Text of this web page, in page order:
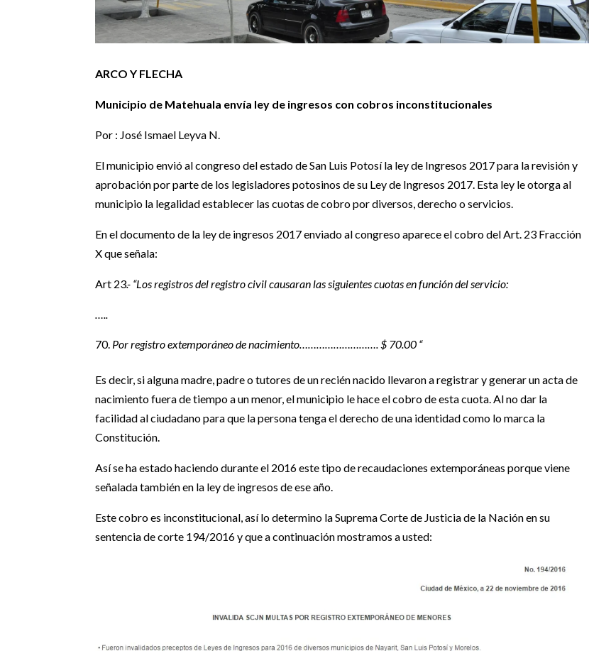
ARCO Y FLECHA
Municipio de Matehuala envía ley de ingresos con cobros inconstitucionales
Por : José Ismael Leyva N.
El municipio envió al congreso del estado de San Luis Potosí la ley de Ingresos 2017 para la revisión y
aprobación por parte de los legisladores potosinos de su Ley de Ingresos 2017. Esta ley le otorga al
municipio la legalidad establecer las cuotas de cobro por diversos, derecho o servicios.
En el documento de la ley de ingresos 2017 enviado al congreso aparece el cobro del Art. 23 Fracción
X que señala:
Art 23.- “Los registros del registro civil causaran las siguientes cuotas en función del servicio:
…..
Por registro extemporáneo de nacimiento………………………. $ 70.00 “
Es decir, si alguna madre, padre o tutores de un recién nacido llevaron a registrar y generar un acta de
nacimiento fuera de tiempo a un menor, el municipio le hace el cobro de esta cuota. Al no dar la
facilidad al ciudadano para que la persona tenga el derecho de una identidad como lo marca la
Constitución.
Así se ha estado haciendo durante el 2016 este tipo de recaudaciones extemporáneas porque viene
señalada también en la ley de ingresos de ese año.
Este cobro es inconstitucional, así lo determino la Suprema Corte de Justicia de la Nación en su
sentencia de corte 194/2016 y que a continuación mostramos a usted: